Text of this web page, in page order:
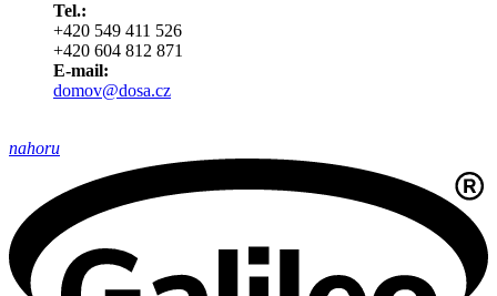
Tel.:
+420 549 411 526
+420 604 812 871
E-mail:
domov@dosa.cz
nahoru